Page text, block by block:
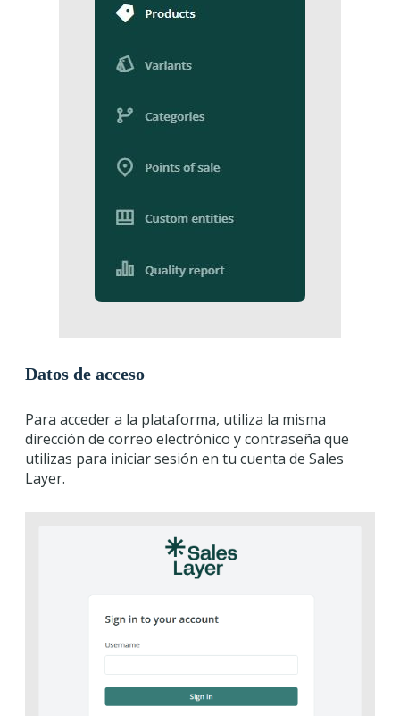
Datos de acceso
Para acceder a la plataforma, utiliza la misma
dirección de correo electrónico y contraseña que
utilizas para iniciar sesión en tu cuenta de Sales
Layer.